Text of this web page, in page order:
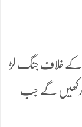
کے خلاف جنگ لڑ
رکھیں گے جب